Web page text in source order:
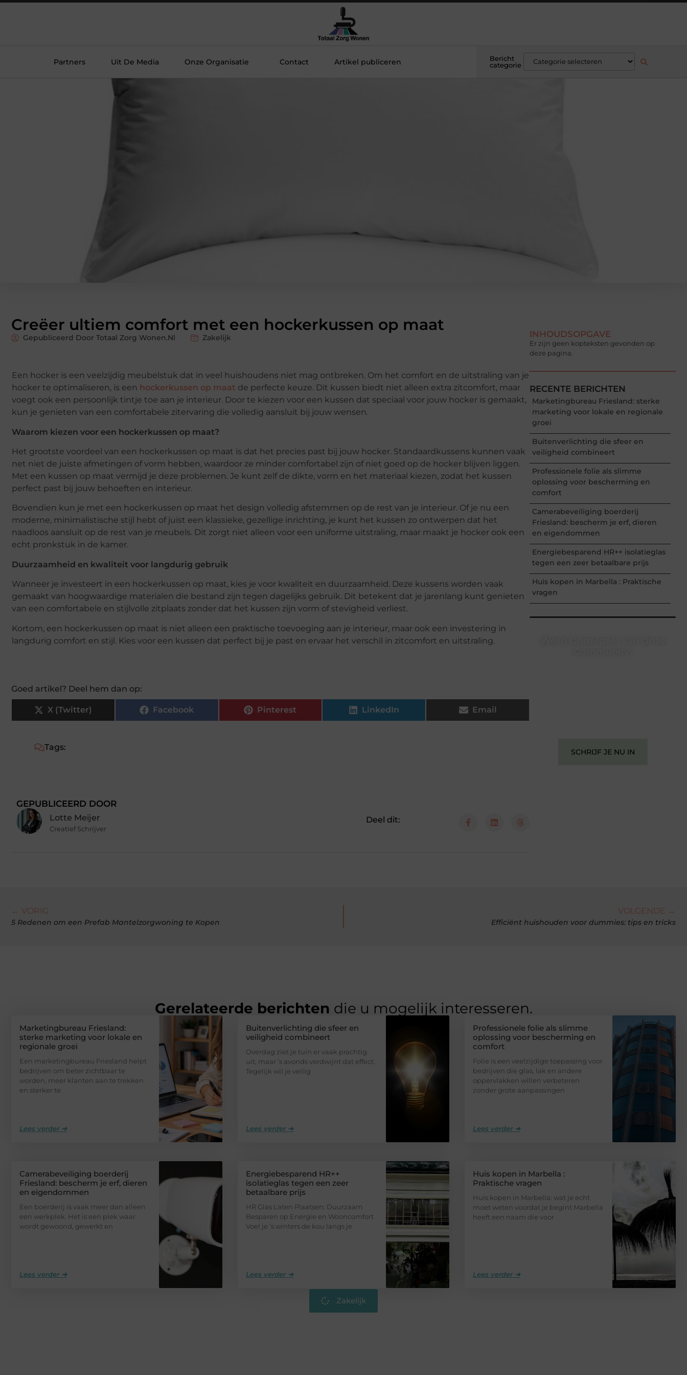
Partners Uit De Media Onze Organisatie Contact Artikel publiceren
Bericht
categorie
Creëer ultiem comfort met een hockerkussen op maat
Gepubliceerd Door Totaal Zorg Wonen.nl Zakelijk
Een hocker is een veelzijdig meubelstuk dat in veel huishoudens niet mag ontbreken. Om het comfort en de uitstraling van je
hocker te optimaliseren, is een hockerkussen op maat de perfecte keuze. Dit kussen biedt niet alleen extra zitcomfort, maar
voegt ook een persoonlijk tintje toe aan je interieur. Door te kiezen voor een kussen dat speciaal voor jouw hocker is gemaakt,
kun je genieten van een comfortabele zitervaring die volledig aansluit bij jouw wensen.
Waarom kiezen voor een hockerkussen op maat?
Het grootste voordeel van een hockerkussen op maat is dat het precies past bij jouw hocker. Standaardkussens kunnen vaak
net niet de juiste afmetingen of vorm hebben, waardoor ze minder comfortabel zijn of niet goed op de hocker blijven liggen.
Met een kussen op maat vermijd je deze problemen. Je kunt zelf de dikte, vorm en het materiaal kiezen, zodat het kussen
perfect past bij jouw behoeften en interieur.
Bovendien kun je met een hockerkussen op maat het design volledig afstemmen op de rest van je interieur. Of je nu een
moderne, minimalistische stijl hebt of juist een klassieke, gezellige inrichting, je kunt het kussen zo ontwerpen dat het
naadloos aansluit op de rest van je meubels. Dit zorgt niet alleen voor een uniforme uitstraling, maar maakt je hocker ook een
echt pronkstuk in de kamer.
Duurzaamheid en kwaliteit voor langdurig gebruik
Wanneer je investeert in een hockerkussen op maat, kies je voor kwaliteit en duurzaamheid. Deze kussens worden vaak
gemaakt van hoogwaardige materialen die bestand zijn tegen dagelijks gebruik. Dit betekent dat je jarenlang kunt genieten
van een comfortabele en stijlvolle zitplaats zonder dat het kussen zijn vorm of stevigheid verliest.
Kortom, een hockerkussen op maat is niet alleen een praktische toevoeging aan je interieur, maar ook een investering in
langdurig comfort en stijl. Kies voor een kussen dat perfect bij je past en ervaar het verschil in zitcomfort en uitstraling.
Goed artikel? Deel hem dan op:
X (Twitter) Facebook Pinterest LinkedIn Email
Tags:
GEPUBLICEERD DOOR
Lotte Meijer
Creatief Schrijver
Deel dit:
INHOUDSOPGAVE
Er zijn geen kopteksten gevonden op
deze pagina.
RECENTE BERICHTEN
Marketingbureau Friesland: sterke
marketing voor lokale en regionale
groei
Buitenverlichting die sfeer en
veiligheid combineert
Professionele folie als slimme
oplossing voor bescherming en
comfort
Camerabeveiliging boerderij
Friesland: bescherm je erf, dieren
en eigendommen
Energiebesparend HR++ isolatieglas
tegen een zeer betaalbare prijs
Huis kopen in Marbella : Praktische
vragen
SCHRIJF JE NU IN
← VORIG
5 Redenen om een Prefab Mantelzorgwoning te Kopen
VOLGENDE →
Efficiënt huishouden voor dummies: tips en tricks
Gerelateerde berichten die u mogelijk interesseren.
Marketingbureau Friesland:
sterke marketing voor lokale en
regionale groei
Een marketingbureau Friesland helpt
bedrijven om beter zichtbaar te
worden, meer klanten aan te trekken
en sterker te
Lees verder ➜
Buitenverlichting die sfeer en
veiligheid combineert
Overdag ziet je tuin er vaak prachtig
uit, maar ’s avonds verdwijnt dat effect.
Tegelijk wil je veilig
Lees verder ➜
Professionele folie als slimme
oplossing voor bescherming en
comfort
Folie is een veelzijdige toepassing voor
bedrijven die glas, lak en andere
oppervlakken willen verbeteren
zonder grote aanpassingen
Lees verder ➜
Camerabeveiliging boerderij
Friesland: bescherm je erf, dieren
en eigendommen
Een boerderij is vaak meer dan alleen
een werkplek. Het is een plek waar
wordt gewoond, gewerkt en
Lees verder ➜
Energiebesparend HR++
isolatieglas tegen een zeer
betaalbare prijs
HR Glas Laten Plaatsen: Duurzaam
Besparen op Energie en Wooncomfort
Voel je ’s winters de kou langs je
Lees verder ➜
Huis kopen in Marbella :
Praktische vragen
Huis kopen in Marbella: wat je echt
moet weten voordat je begint Marbella
heeft een naam die voor
Lees verder ➜
Zakelijk